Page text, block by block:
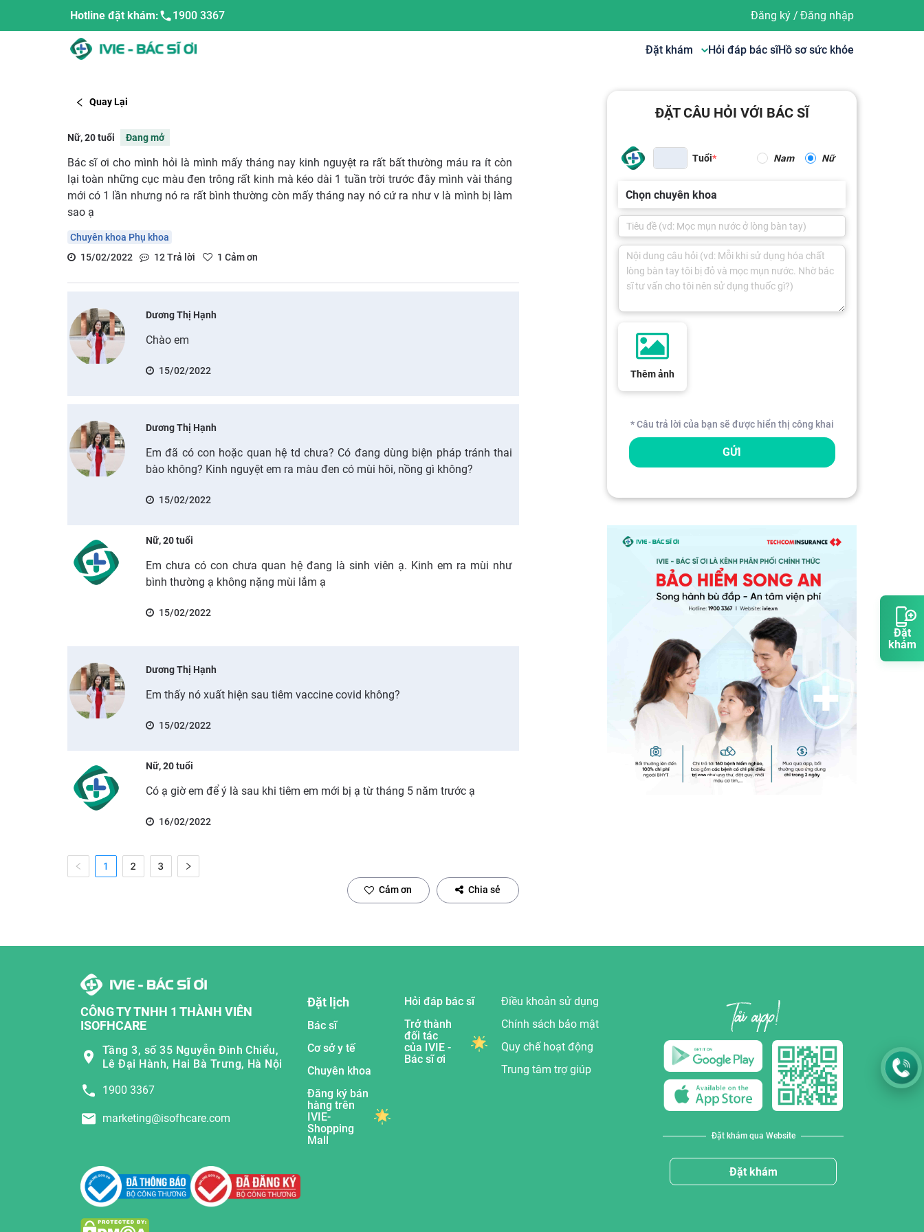
Đặt
khám
Hotline đặt khám: 1900 3367 Đăng ký/ Đăng nhập
Đặt khám Hỏi đáp bác sĩHồ sơ sức khỏe
Quay Lại
Nữ, 20 tuổi Đang mở
Bác sĩ ơi cho mình hỏi là mình mấy tháng nay kinh nguyệt ra rất bất thường máu ra ít còn
lại toàn những cục màu đen trông rất kinh mà kéo dài 1 tuần trời trước đây mình vài tháng
mới có 1 lần nhưng nó ra rất bình thường còn mấy tháng nay nó cứ ra như v là mình bị làm
sao ạ
Chuyên khoa Phụ khoa
15/02/2022
12Trả lời 1 Cảm ơn
Dương Thị Hạnh
Chào em
15/02/2022
Dương Thị Hạnh
Em đã có con hoặc quan hệ td chưa? Có đang dùng biện pháp tránh thai
bào không? Kinh nguyệt em ra màu đen có mùi hôi, nồng gì không?
15/02/2022
Nữ, 20 tuổi
Em chưa có con chưa quan hệ đang là sinh viên ạ. Kinh em ra mùi như
bình thường ạ không nặng mùi lắm ạ
15/02/2022
Dương Thị Hạnh
Em thấy nó xuất hiện sau tiêm vaccine covid không?
15/02/2022
Nữ, 20 tuổi
Có ạ giờ em để ý là sau khi tiêm em mới bị ạ từ tháng 5 năm trước ạ
16/02/2022
1 2 3
Cảm ơn Chia sẻ
ĐẶT CÂU HỎI VỚI BÁC SĨ
Tuổi Nam Nữ
Chọn chuyên khoa
Thêm ảnh
* Câu trả lời của bạn sẽ được hiển thị công khai
GỬI
CÔNG TY TNHH 1 THÀNH VIÊN
ISOFHCARE
Tầng 3, số 35 Nguyễn Đình Chiểu,
Lê Đại Hành, Hai Bà Trưng, Hà Nội
1900 3367
marketing@isofhcare.com
Đặt lịch
Bác sĩ
Cơ sở y tế
Chuyên khoa
Đăng ký bán
hàng trên
IVIE-
Shopping
Mall
Hỏi đáp bác sĩ
Trở thành
đối tác
của IVIE -
Bác sĩ ơi
Điều khoản sử dụng
Chính sách bảo mật
Quy chế hoạt động
Trung tâm trợ giúp
Đặt khám qua Website
Đặt khám